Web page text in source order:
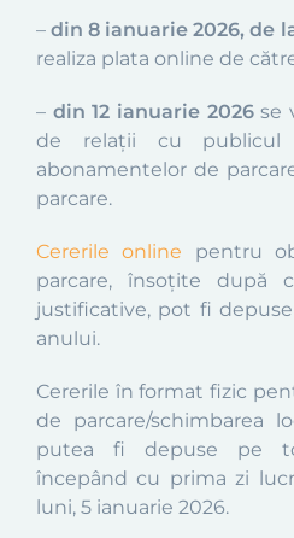
– din 8 ianuarie 2026, de
realiza plata online de
– din 12 ianuarie 2026se
de relații cu publicul
abonamentelor de
parcare.
Cererile online pentru
parcare, însoțite după
justificative, pot fi
anului.
Cererile în format fizic
de parcare/schimbarea
putea fi depuse pe
începând cu prima zi
luni, 5 ianuarie 2026.